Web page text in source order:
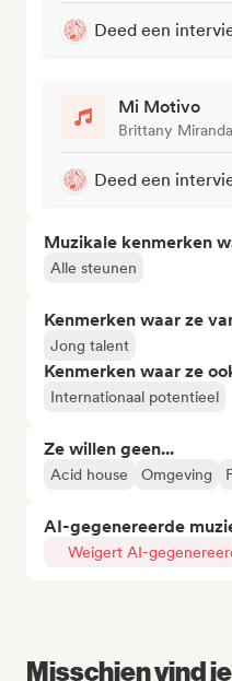
Deed een
Mi Motivo
Brittany Miranda
Deed een
Muzikale kenmerken
Alle steunen
Kenmerken waar ze
Jong talent
Kenmerken waar ze
Internationaal potentieel
Ze willen geen...
Acid house Omgeving
AI-gegenereerde
Weigert AI-
Misschien vind